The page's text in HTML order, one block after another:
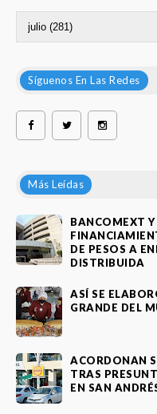
Síguenos En Las Redes
Más Leídas
BANCOMEXT
DE PESOS A
DISTRIBUIDA
ASÍ SE
GRANDE DEL
ACORDONAN
TRAS
EN SAN